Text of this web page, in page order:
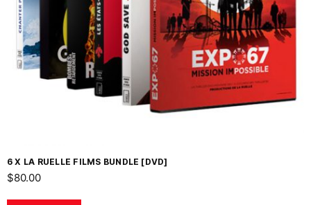
6 X LA RUELLE FILMS BUNDLE [DVD]
$80.00